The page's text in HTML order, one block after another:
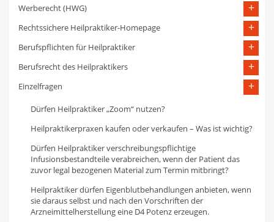
Werberecht (HWG)
Rechtssichere Heilpraktiker-Homepage
Berufspflichten für Heilpraktiker
Berufsrecht des Heilpraktikers
Einzelfragen
Dürfen Heilpraktiker „Zoom“ nutzen?
Heilpraktikerpraxen kaufen oder verkaufen – Was ist wichtig?
Dürfen Heilpraktiker verschreibungspflichtige
Infusionsbestandteile verabreichen, wenn der Patient das
zuvor legal bezogenen Material zum Termin mitbringt?
Heilpraktiker dürfen Eigenblutbehandlungen anbieten, wenn
sie daraus selbst und nach den Vorschriften der
Arzneimittelherstellung eine D4 Potenz erzeugen.